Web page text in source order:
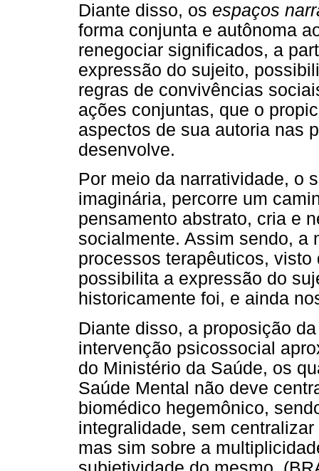
Diante disso, os espaços
forma conjunta e autônoma
renegociar significados, a
expressão do sujeito,
regras de convivências
ações conjuntas, que o
aspectos de sua autoria nas
desenvolve.
Por meio da narratividade, o
imaginária, percorre um
pensamento abstrato, cria e
socialmente. Assim sendo, a
processos terapêuticos,
possibilita a expressão do
historicamente foi, e ainda
Diante disso, a proposição
intervenção psicossocial
do Ministério da Saúde, os
Saúde Mental não deve
biomédico hegemônico,
integralidade, sem
mas sim sobre a